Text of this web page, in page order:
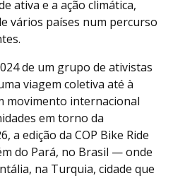
ativa e a ação climática,
vários países num percurso
de um grupo de ativistas
viagem coletiva até à
movimento internacional
em torno da
a edição da COP Bike Ride
do Pará, no Brasil — onde
na Turquia, cidade que